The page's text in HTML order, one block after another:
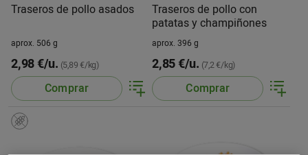
Traseros de pollo asados
aprox. 506 g
2,98 €/u. (5,89 €/kg)
Comprar
Traseros de pollo con
patatas y champiñones
aprox. 396 g
2,85 €/u. (7,2 €/kg)
Comprar